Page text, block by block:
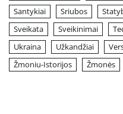
Santykiai
Sriubos
Sveikata
Sveikinimai
Ukraina
Užkandžiai
Žmoniu-Istorijos
Žmonės